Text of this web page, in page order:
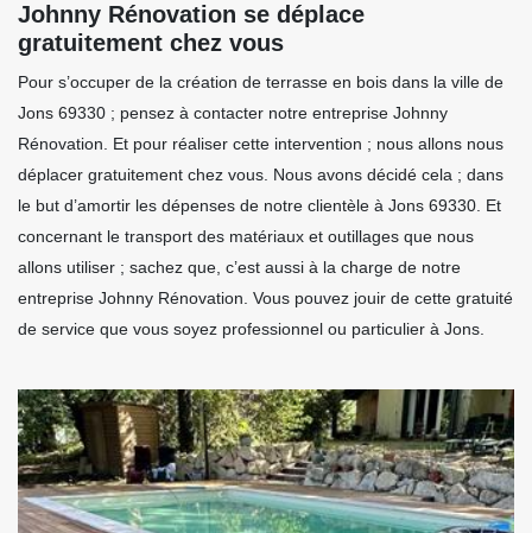
Johnny Rénovation se déplace
gratuitement chez vous
Pour s’occuper de la création de terrasse en bois dans la ville de
Jons 69330 ; pensez à contacter notre entreprise Johnny
Rénovation. Et pour réaliser cette intervention ; nous allons nous
déplacer gratuitement chez vous. Nous avons décidé cela ; dans
le but d’amortir les dépenses de notre clientèle à Jons 69330. Et
concernant le transport des matériaux et outillages que nous
allons utiliser ; sachez que, c’est aussi à la charge de notre
entreprise Johnny Rénovation. Vous pouvez jouir de cette gratuité
de service que vous soyez professionnel ou particulier à Jons.